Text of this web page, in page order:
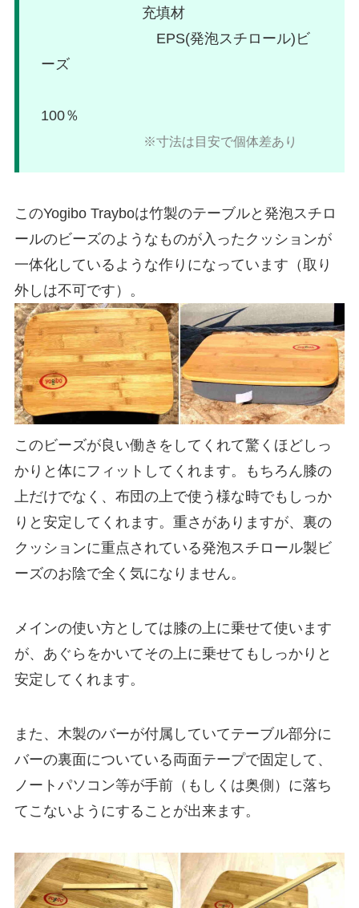
充填材
EPS(発泡スチロール)ビ
ーズ
100％
※寸法は目安で個体差あり
このYogibo Trayboは竹製のテーブルと発泡スチロ
ールのビーズのようなものが入ったクッションが
一体化しているような作りになっています（取り
外しは不可です）。
このビーズが良い働きをしてくれて驚くほどしっ
かりと体にフィットしてくれます。もちろん膝の
上だけでなく、布団の上で使う様な時でもしっか
りと安定してくれます。重さがありますが、裏の
クッションに重点されている発泡スチロール製ビ
ーズのお陰で全く気になりません。
メインの使い方としては膝の上に乗せて使います
が、あぐらをかいてその上に乗せてもしっかりと
安定してくれます。
また、木製のバーが付属していてテーブル部分に
バーの裏面についている両面テープで固定して、
ノートパソコン等が手前（もしくは奥側）に落ち
てこないようにすることが出来ます。